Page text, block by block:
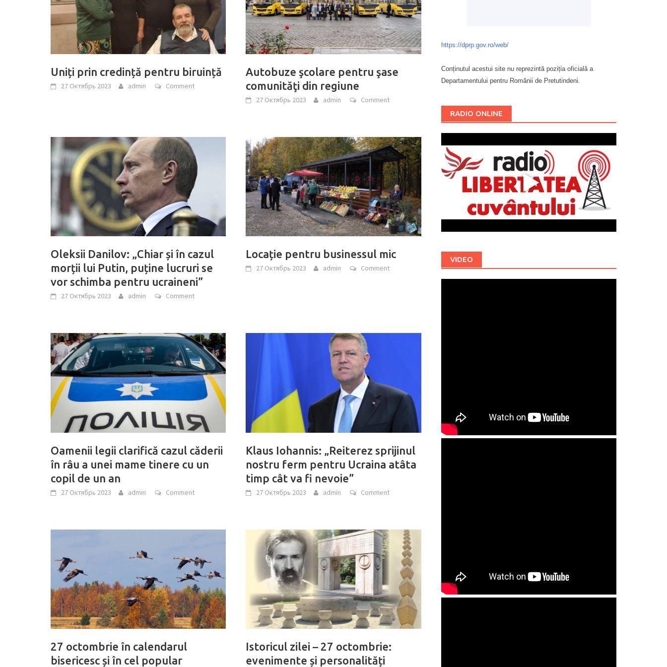
Uniți prin credință pentru biruință
27 Октябрь 2023 admin Comment
Autobuze şcolare pentru şase
comunităţi din regiune
27 Октябрь 2023 admin Comment
Oleksii Danilov: „Chiar și în cazul
morții lui Putin, puține lucruri se
vor schimba pentru ucraineni”
27 Октябрь 2023 admin Comment
Locație pentru businessul mic
27 Октябрь 2023 admin Comment
Oamenii legii clarifică cazul căderii
în râu a unei mame tinere cu un
copil de un an
27 Октябрь 2023 admin Comment
Klaus Iohannis: „Reiterez sprijinul
nostru ferm pentru Ucraina atâta
timp cât va fi nevoie”
27 Октябрь 2023 admin Comment
27 octombrie în calendarul
bisericesc și în cel popular
Istoricul zilei – 27 octombrie:
evenimente și personalități
https://dprp.gov.ro/web/
Conținutul acestui site nu reprezintă poziția oficială a
Departamentului pentru Românii de Pretutindeni.
RADIO ONLINE
VIDEO